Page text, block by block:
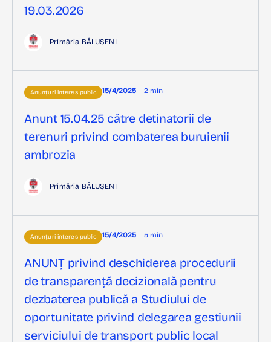
19.03.2026
Primăria BĂLUȘENI
Anunțuri interes public 15/4/2025 2 min
Anunt 15.04.25 către detinatorii de
terenuri privind combaterea buruienii
ambrozia
Primăria BĂLUȘENI
Anunțuri interes public 15/4/2025 5 min
ANUNȚ privind deschiderea procedurii
de transparență decizională pentru
dezbaterea publică a Studiului de
oportunitate privind delegarea gestiunii
serviciului de transport public local